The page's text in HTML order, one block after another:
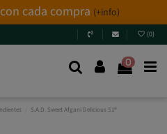
cada compra (+info)
(0)
0
S.A.D. Sweet Afgani Delicious S1®